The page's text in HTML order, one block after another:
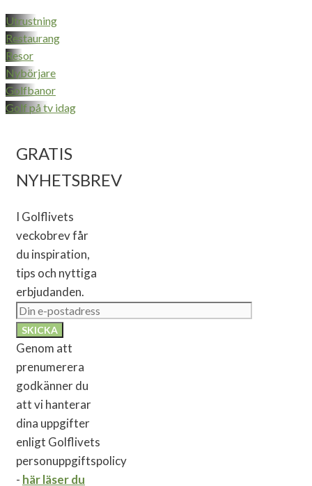
Utrustning
Restaurang
Resor
Nybörjare
Golfbanor
Golf på tv idag
GRATIS
NYHETSBREV
I Golflivets
veckobrev får
du inspiration,
tips och nyttiga
erbjudanden.
Genom att
prenumerera
godkänner du
att vi hanterar
dina uppgifter
enligt Golflivets
personuppgiftspolicy
- här läser du